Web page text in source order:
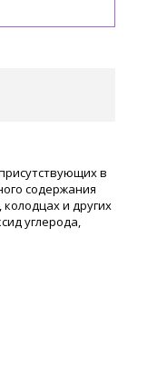
в
содержания
и других
углерода,